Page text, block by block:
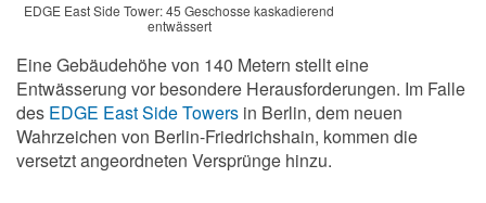
EDGE East Side Tower: 45 Geschosse kaskadierend
entwässert
Eine Gebäudehöhe von 140 Metern stellt eine
Entwässerung vor besondere Herausforderungen. Im Falle
des EDGE East Side Towers in Berlin, dem neuen
Wahrzeichen von Berlin-Friedrichshain, kommen die
versetzt angeordneten Versprünge hinzu.